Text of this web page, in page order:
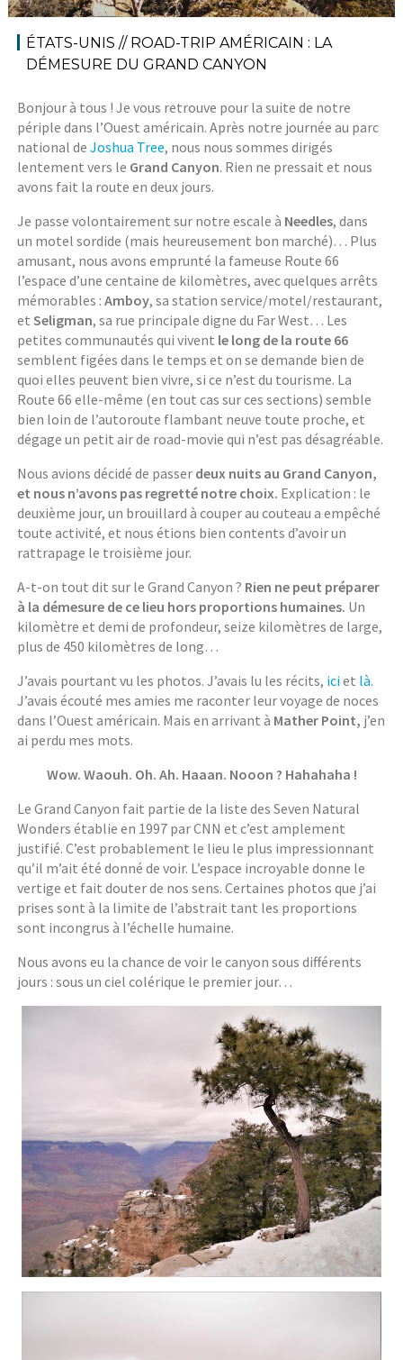
ÉTATS-UNIS // ROAD-TRIP AMÉRICAIN : LA
DÉMESURE DU GRAND CANYON
Bonjour à tous ! Je vous retrouve pour la suite de notre
périple dans l’Ouest américain. Après notre journée au parc
national deJoshua Tree, nous nous sommes dirigés
lentement vers le Grand Canyon. Rien ne pressait et nous
avons fait la route en deux jours.
Je passe volontairement sur notre escale à Needles, dans
un motel sordide (mais heureusement bon marché)… Plus
amusant, nous avons emprunté la fameuse Route 66
l’espace d’une centaine de kilomètres, avec quelques arrêts
mémorables :Amboy, sa station service/motel/restaurant,
etSeligman, sa rue principale digne du Far West… Les
petites communautés qui vivent le long de la route 66
semblent figées dans le temps et on se demande bien de
quoi elles peuvent bien vivre, si ce n’est du tourisme. La
Route 66 elle-même (en tout cas sur ces sections) semble
bien loin de l’autoroute flambant neuve toute proche, et
dégage un petit air de road-movie qui n’est pas désagréable.
Nous avions décidé de passer deux nuits au Grand Canyon,
et nous n’avons pas regretté notre choix. Explication : le
deuxième jour, un brouillard à couper au couteau a empêché
toute activité, et nous étions bien contents d’avoir un
rattrapage le troisième jour.
A-t-on tout dit sur le Grand Canyon ? Rien ne peut préparer
à la démesure de ce lieu hors proportions humaines. Un
kilomètre et demi de profondeur, seize kilomètres de large,
plus de 450 kilomètres de long…
J’avais pourtant vu les photos. J’avais lu les récits, iciet là.
J’avais écouté mes amies me raconter leur voyage de noces
dans l’Ouest américain. Mais en arrivant à Mather Point, j’en
ai perdu mes mots.
Wow. Waouh. Oh. Ah. Haaan. Nooon ? Hahahaha !
Le Grand Canyon fait partie de la liste des Seven Natural
Wonders établie en 1997 par CNN et c’est amplement
justifié. C’est probablement le lieu le plus impressionnant
qu’il m’ait été donné de voir. L’espace incroyable donne le
vertige et fait douter de nos sens. Certaines photos que j’ai
prises sont à la limite de l’abstrait tant les proportions
sont incongrus à l’échelle humaine.
Nous avons eu la chance de voir le canyon sous différents
jours : sous un ciel colérique le premier jour…